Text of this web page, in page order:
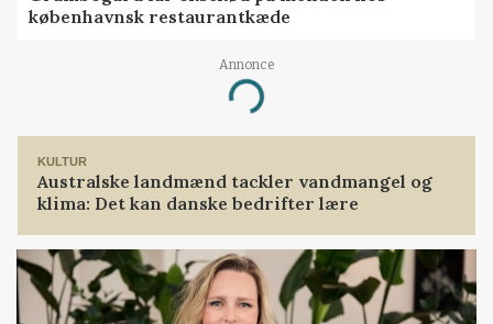
københavnsk restaurantkæde
Annonce
Loading...
KULTUR
Australske landmænd tackler vandmangel og
klima: Det kan danske bedrifter lære